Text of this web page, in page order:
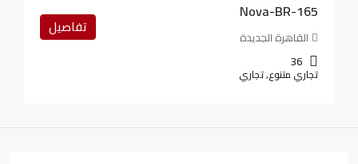
Nova-BR-165
القاهرة الجديدة
36
تجاري متنوع, تجاري
تفاصيل